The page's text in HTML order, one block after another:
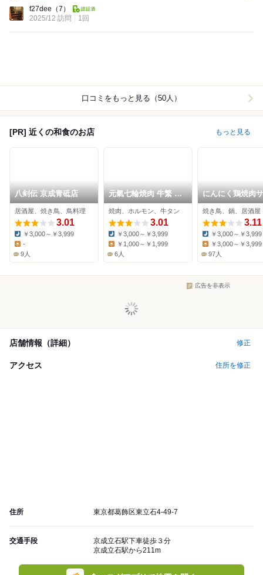
f27dee （7）
2025/12 訪問
1回
口コミをもっと見る（50人）
[PR] 近くの和食のお店 もっと見る
八剣伝 京成青砥店
居酒屋、焼き鳥、鳥料理
3.01
Dinner:
￥3,000～￥3,999
Lunch:
-
9人
元氣七輪焼肉 牛繁 東
金町店
焼肉、ホルモン、牛タン
3.01
Dinner:
￥3,000～￥3,999
Lunch:
￥1,000～￥1,999
6人
にんにく鶏焼肉
金町店
焼き鳥、鍋、居酒屋
3.11
Dinner:
￥3,000～￥3,999
Lunch:
￥3,000～￥3,999
97人
広告を非表示
店舗情報（詳細） 修正
アクセス 住所を修正
住所 東京都葛飾区東立石4-49-7
交通手段
京成立石駅下車徒歩３分
京成立石駅から211m